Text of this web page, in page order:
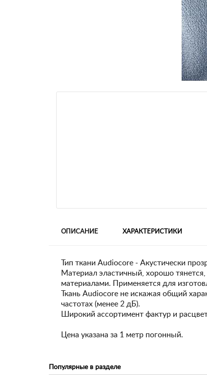
ОПИСАНИЕ ХАРАКТЕРИСТИКИ
Тип ткани Audiocore - Акустически
Материал эластичный, хорошо
материалами. Применяется для
Ткань Audiocore не искажая общий
частотах (менее 2 дБ).
Широкий ассортимент фактур и
Цена указана за 1 метр погонный.
Популярные в разделе